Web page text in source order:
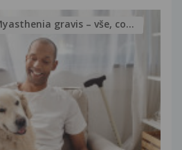
gravis – vše, co...